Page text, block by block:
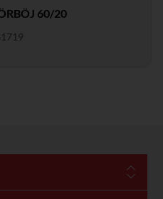
60/20